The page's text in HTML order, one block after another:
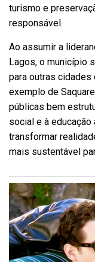
turismo e
responsável.
Ao assumir a
Lagos, o município
para outras
exemplo de
públicas bem
social e à
transformar
mais sustentável